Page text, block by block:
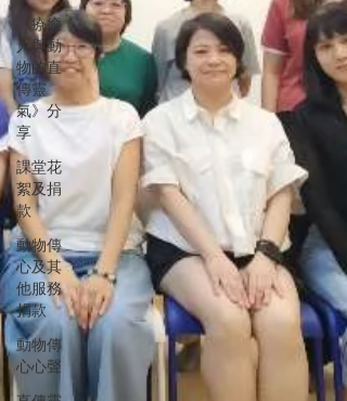
《療癒
人與動
物的直
傳靈
氣》分
享
課堂花
絮及捐
款
動物傳
心及其
他服務
捐款
動物傳
心心聲